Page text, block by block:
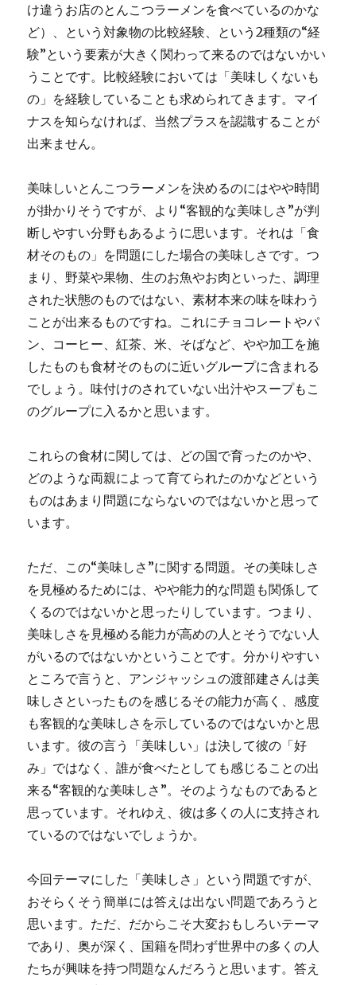
け違うお店のとんこつラーメンを食べているのかな
ど）、という対象物の比較経験、という2種類の“経
験”という要素が大きく関わって来るのではないかい
うことです。比較経験においては「美味しくないも
の」を経験していることも求められてきます。マイ
ナスを知らなければ、当然プラスを認識することが
出来ません。
美味しいとんこつラーメンを決めるのにはやや時間
が掛かりそうですが、より“客観的な美味しさ”が判
断しやすい分野もあるように思います。それは「食
材そのもの」を問題にした場合の美味しさです。つ
まり、野菜や果物、生のお魚やお肉といった、調理
された状態のものではない、素材本来の味を味わう
ことが出来るものですね。これにチョコレートやパ
ン、コーヒー、紅茶、米、そばなど、やや加工を施
したものも食材そのものに近いグループに含まれる
でしょう。味付けのされていない出汁やスープもこ
のグループに入るかと思います。
これらの食材に関しては、どの国で育ったのかや、
どのような両親によって育てられたのかなどという
ものはあまり問題にならないのではないかと思って
います。
ただ、この“美味しさ”に関する問題。その美味しさ
を見極めるためには、やや能力的な問題も関係して
くるのではないかと思ったりしています。つまり、
美味しさを見極める能力が高めの人とそうでない人
がいるのではないかということです。分かりやすい
ところで言うと、アンジャッシュの渡部建さんは美
味しさといったものを感じるその能力が高く、感度
も客観的な美味しさを示しているのではないかと思
います。彼の言う「美味しい」は決して彼の「好
み」ではなく、誰が食べたとしても感じることの出
来る“客観的な美味しさ”。そのようなものであると
思っています。それゆえ、彼は多くの人に支持され
ているのではないでしょうか。
今回テーマにした「美味しさ」という問題ですが、
おそらくそう簡単には答えは出ない問題であろうと
思います。ただ、だからこそ大変おもしろいテーマ
であり、奥が深く、国籍を問わず世界中の多くの人
たちが興味を持つ問題なんだろうと思います。答え